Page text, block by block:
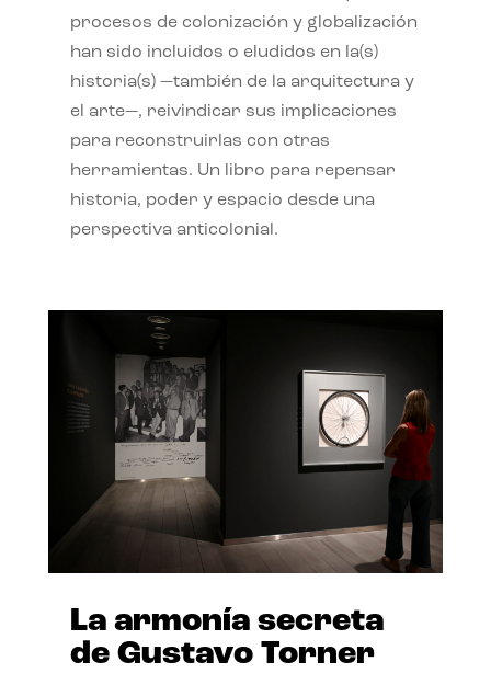
procesos de colonización y globalización
han sido incluidos o eludidos en la(s)
historia(s) —también de la arquitectura y
el arte—, reivindicar sus implicaciones
para reconstruirlas con otras
herramientas. Un libro para repensar
historia, poder y espacio desde una
perspectiva anticolonial.
La armonía secreta
de Gustavo Torner